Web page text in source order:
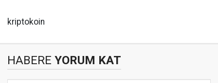
kriptokoin
HABERE YORUM KAT